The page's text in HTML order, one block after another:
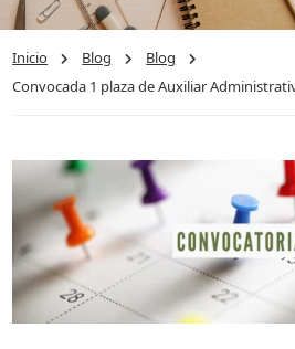
Inicio Blog
Blog
Convocada 1 plaza de Auxiliar